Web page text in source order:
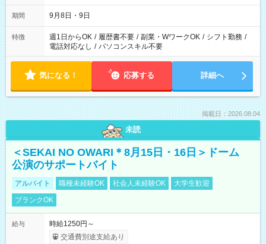
時間は変更となる可能性があります
期間 9月8日・9日
特徴 週1日からOK / 履歴書不要 / 副業・WワークOK / シフト勤務 /
電話対応なし / パソコンスキル不要
気になる！ 応募する 詳細へ
掲載日：2026.08.04
未読
＜SEKAI NO OWARI＊8月15日・16日＞ドーム
公演のサポートバイト
アルバイト 職種未経験OK 社会人未経験OK
大学生歓迎
ブランクOK
給与
時給1250円～
交通費別途支給あり